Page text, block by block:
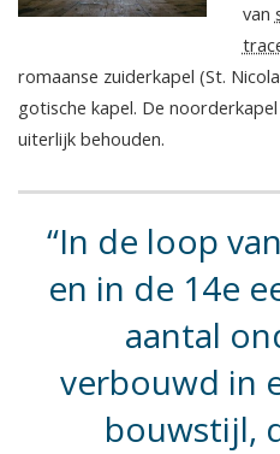
van
romaanse zuiderkapel (St.
gotische kapel. De
uiterlijk behouden.
In de loop
en in de 14e
aantal
verbouwd in
bouwstijl,